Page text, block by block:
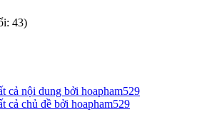
43)
cả nội dung bởi hoapham529
cả chủ đề bởi hoapham529